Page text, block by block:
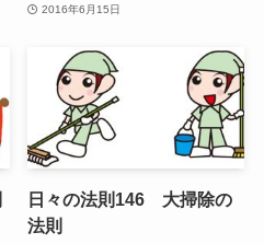
2016年6月15日
日々の法則146 大掃除の
法則